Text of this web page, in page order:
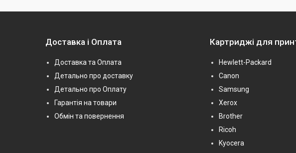
Доставка і Оплата
Доставка та Оплата
Детально про доставку
Детально про Оплату
Гарантія на товари
Обмін та повернення
Картриджі для
Hewlett-Packard
Canon
Samsung
Xerox
Brother
Ricoh
Kyocera